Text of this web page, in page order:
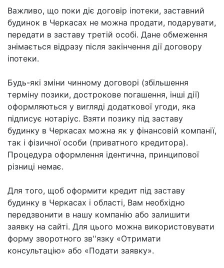
Важливо, що поки діє договір іпотеки, заставний
будинок в Черкасах не можна продати, подарувати,
передати в заставу третій особі. Дане обмеження
знімається відразу після закінчення дії договору
іпотеки.
Будь-які зміни чинному договорі (збільшення
терміну позики, дострокове погашення, інші дії)
оформляються у вигляді додаткової угоди, яка
підписує нотаріус. Взяти позику під заставу
будинку в Черкасах можна як у фінансовій компанії,
так і фізичної особи (приватного кредитора).
Процедура оформлення ідентична, принципової
різниці немає.
Для того, щоб оформити кредит під заставу
будинку в Черкасах і області, Вам необхідно
передзвонити в нашу компанію або залишити
заявку на сайті. Для цього можна використовувати
форму зворотного зв''язку «Отримати
консультацію» або «Подати заявку».